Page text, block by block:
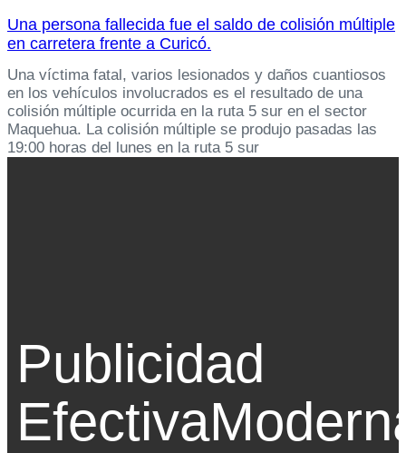
Una persona fallecida fue el saldo de colisión múltiple
en carretera frente a Curicó.
Una víctima fatal, varios lesionados y daños cuantiosos
en los vehículos involucrados es el resultado de una
colisión múltiple ocurrida en la ruta 5 sur en el sector
Maquehua. La colisión múltiple se produjo pasadas las
19:00 horas del lunes en la ruta 5 sur
Publicidad
Efectiva